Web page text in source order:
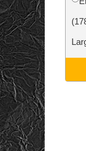
Video Editing